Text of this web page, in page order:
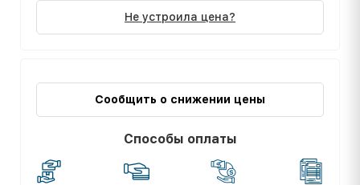
Не устроила цена?
Сообщить о снижении цены
Способы оплаты